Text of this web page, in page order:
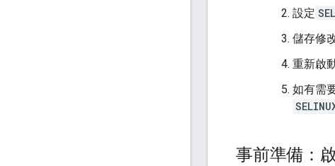
設定
儲存修
重新啟
如有需
事前準備：